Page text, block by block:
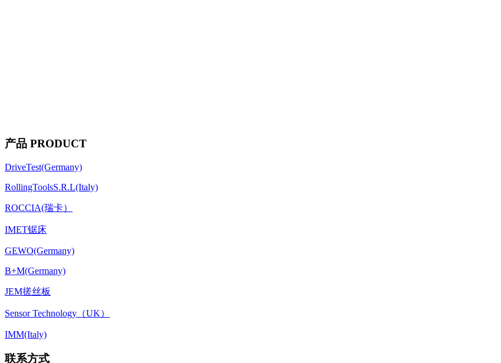
产品 PRODUCT
DriveTest(Germany)
RollingToolsS.R.L(Italy)
ROCCIA(瑞卡）
IMET锯床
GEWO(Germany)
B+M(Germany)
JEM搓丝板
Sensor Technology（UK）
IMM(Italy)
联系方式